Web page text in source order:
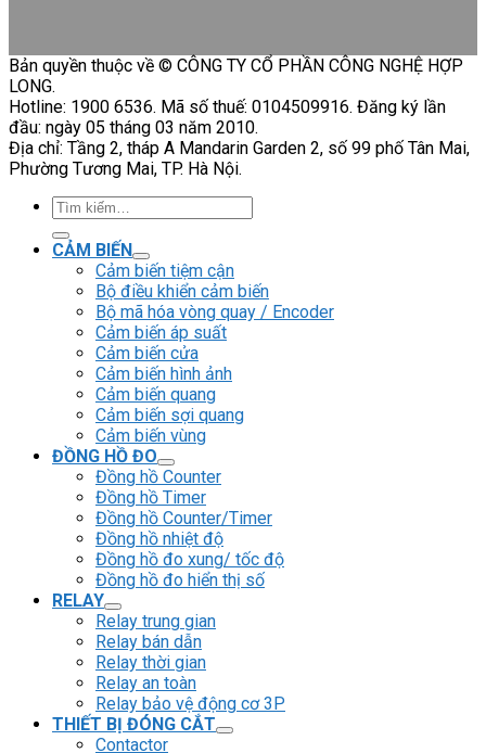
Bản quyền thuộc về © CÔNG TY CỔ PHẦN CÔNG NGHỆ HỢP
LONG.
Hotline: 1900 6536. Mã số thuế: 0104509916. Đăng ký lần
đầu: ngày 05 tháng 03 năm 2010.
Địa chỉ: Tầng 2, tháp A Mandarin Garden 2, số 99 phố Tân Mai,
Phường Tương Mai, TP. Hà Nội.
Tìm
kiếm:
CẢM BIẾN
Cảm biến tiệm cận
Bộ điều khiển cảm biến
Bộ mã hóa vòng quay / Encoder
Cảm biến áp suất
Cảm biến cửa
Cảm biến hình ảnh
Cảm biến quang
Cảm biến sợi quang
Cảm biến vùng
ĐỒNG HỒ ĐO
Đồng hồ Counter
Đồng hồ Timer
Đồng hồ Counter/Timer
Đồng hồ nhiệt độ
Đồng hồ đo xung/ tốc độ
Đồng hồ đo hiển thị số
RELAY
Relay trung gian
Relay bán dẫn
Relay thời gian
Relay an toàn
Relay bảo vệ động cơ 3P
THIẾT BỊ ĐÓNG CẮT
Contactor